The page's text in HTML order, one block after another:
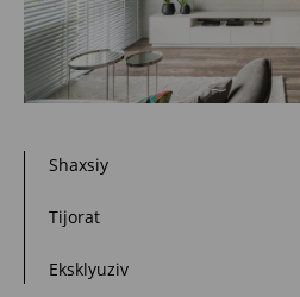
Shaxsiy
Tijorat
Eksklyuziv